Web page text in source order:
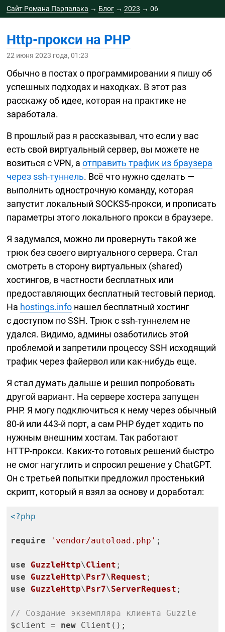
Сайт Романа Парпалака → Блог →2023 →06
Http-прокси на PHP
22 июня 2023 года, 01:23
Обычно в постах о программировании я пишу об
успешных подходах и находках. В этот раз
расскажу об идее, которая на практике не
заработала.
В прошлый раз я рассказывал, что если у вас
есть свой виртуальный сервер, вы можете не
возиться с VPN, аотправить трафик из браузера
через ssh-туннель. Всё что нужно сделать —
выполнить однострочную команду, которая
запустит локальныйSOCKS5-прокси, и прописать
параметры этого локального прокси в браузере.
Я задумался, можно ли провернуть такой же
трюк без своего виртуального сервера. Стал
смотреть в сторону виртуальных (shared)
хостингов, в частности бесплатных или
предоставляющих бесплатный тестовый период.
На hostings.info нашел бесплатный хостинг
с доступом по SSH. Трюк с ssh-туннелем не
удался. Видимо, админы озаботились этой
проблемой и запретили процессу SSH исходящий
трафик через файервол или как-нибудь еще.
Я стал думать дальше и решил попробовать
другой вариант. На сервере хостера запущен
PHP. Я могу подключиться к нему через обычный
80-й или443-й порт, а сам PHP будет ходить по
нужным внешним хостам. Так работают
HTTP-прокси. Каких-то готовых решений быстро
не смог нагуглить и спросил решение у ChatGPT.
Он с третьей попытки предложил простенький
скрипт, который я взял за основу и доработал:
<?php
require 'vendor/autoload.php' ;
use GuzzleHttp\Client
use
GuzzleHttp\ Psr7\ Request
use
GuzzleHttp\ Psr7\ServerRequest ;
// Создание экземпляра клиента Guzzle
$client = new Client();